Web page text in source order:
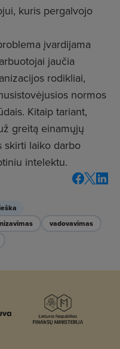
kuris pergalvojo
įvardijama
jaučia
rodikliai,
normos
Kitaip tariant,
greitą einamųjų
skirti laiko darbo
intelektu.
vadovavimas